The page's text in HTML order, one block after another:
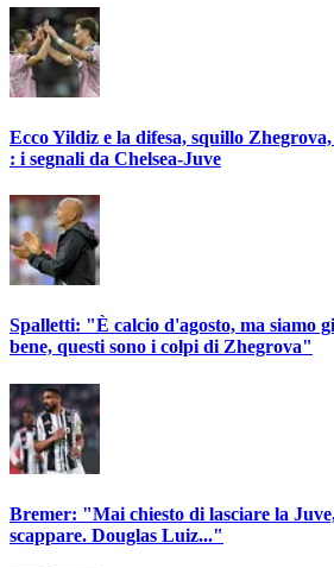
Ecco Yildiz e la difesa, squillo
: i segnali da Chelsea-Juve
Spalletti: "È calcio d'agosto, ma siamo
bene, questi sono i colpi di Zhegrova"
Bremer: "Mai chiesto di lasciare la
scappare. Douglas Luiz..."